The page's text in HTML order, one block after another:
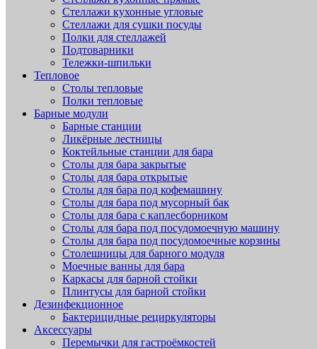
Стеллажи кухонные угловые
Стеллажи для сушки посуды
Полки для стеллажей
Подтоварники
Тележки-шпильки
Тепловое
Столы тепловые
Полки тепловые
Барные модули
Барные станции
Ликёрные лестницы
Коктейльные станции для бара
Столы для бара закрытые
Столы для бара открытые
Столы для бара под кофемашину
Столы для бара под мусорный бак
Столы для бара с каплесборником
Столы для бара под посудомоечную машину
Столы для бара под посудомоечные корзины
Столешницы для барного модуля
Моечные ванны для бара
Каркасы для барной стойки
Плинтусы для барной стойки
Дезинфекционное
Бактерицидные рециркуляторы
Аксессуары
Перемычки для гастроёмкостей